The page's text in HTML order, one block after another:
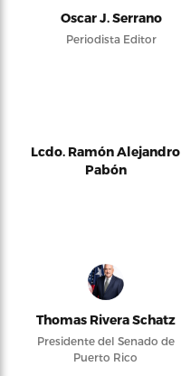
Oscar J. Serrano
Periodista Editor
Lcdo. Ramón Alejandro
Pabón
Thomas Rivera Schatz
Presidente del Senado de
Puerto Rico